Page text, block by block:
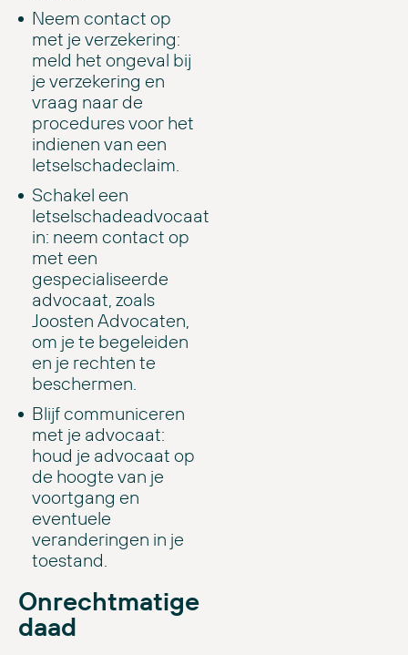
Neem contact op
met je verzekering:
meld het ongeval bij
je verzekering en
vraag naar de
procedures voor het
indienen van een
letselschadeclaim.
Schakel een
letselschadeadvocaat
in: neem contact op
met een
gespecialiseerde
advocaat, zoals
Joosten Advocaten,
om je te begeleiden
en je rechten te
beschermen.
Blijf communiceren
met je advocaat:
houd je advocaat op
de hoogte van je
voortgang en
eventuele
veranderingen in je
toestand.
Onrechtmatige
daad